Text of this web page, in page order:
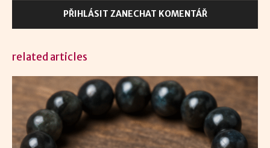
PŘIHLÁSIT ZANECHAT KOMENTÁŘ
related articles